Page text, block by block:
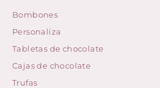
Bombones
Personaliza
Tabletas de chocolate
Cajas de chocolate
Trufas